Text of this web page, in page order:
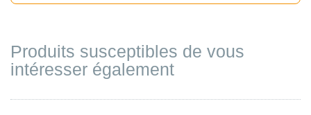
Produits susceptibles de vous
intéresser également